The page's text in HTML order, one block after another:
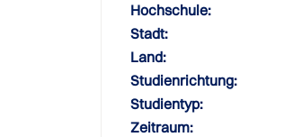
Hochschule:
Stadt:
Land:
Studienrichtung:
Studientyp:
Zeitraum: